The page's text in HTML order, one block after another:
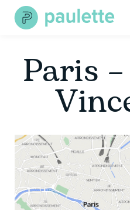
Skip
Paris